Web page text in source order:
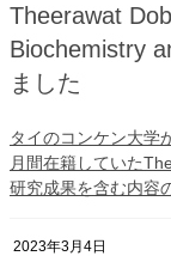
Theerawat
Biochemistry
ました
タイのコンケン大学
月間在籍していた
研究成果を含む内
2023年3月4日